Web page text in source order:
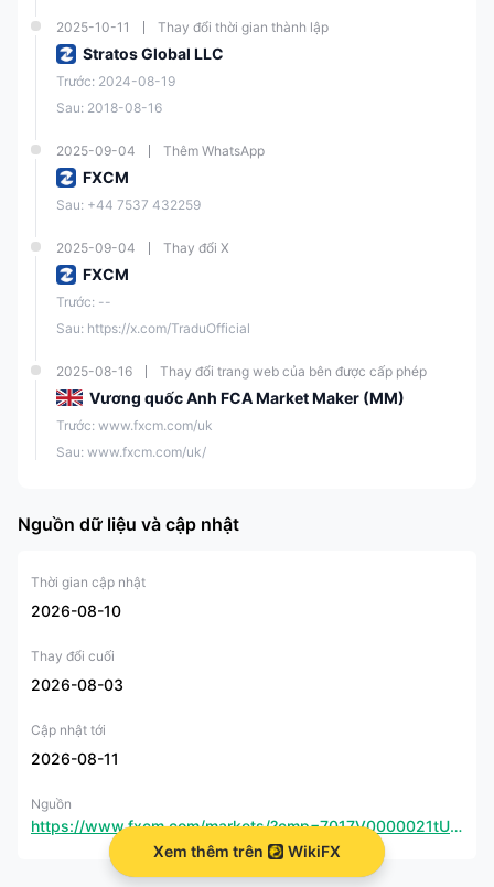
Xem thêm trên WikiFX
2025-10-11 Thay đổi thời gian thành lập
Stratos Global LLC
Trước: 2024-08-19
Sau: 2018-08-16
2025-09-04 Thêm WhatsApp
FXCM
Sau: +44 7537 432259
2025-09-04 Thay đổi X
FXCM
Trước: --
Sau: https://x.com/TraduOfficial
2025-08-16 Thay đổi trang web của bên được cấp phép
Vương quốc Anh FCA Market Maker (MM)
Trước: www.fxcm.com/uk
Sau: www.fxcm.com/uk/
Nguồn dữ liệu và cập nhật
Thời gian cập nhật
2026-08-10
Thay đổi cuối
2026-08-03
Cập nhật tới
2026-08-11
Nguồn
https://www.fxcm.com/markets/?cmp=7017V0000021tUDQAY&utm_source=fxeye&utm_medium=display&utm_campaign=hplink